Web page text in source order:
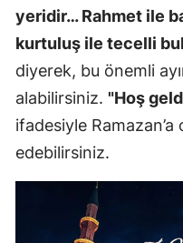
yeridir… Rahmet ile
kurtuluş ile tecelli
diyerek, bu önemli
alabilirsiniz. "Hoş
ifadesiyle
edebilirsiniz.